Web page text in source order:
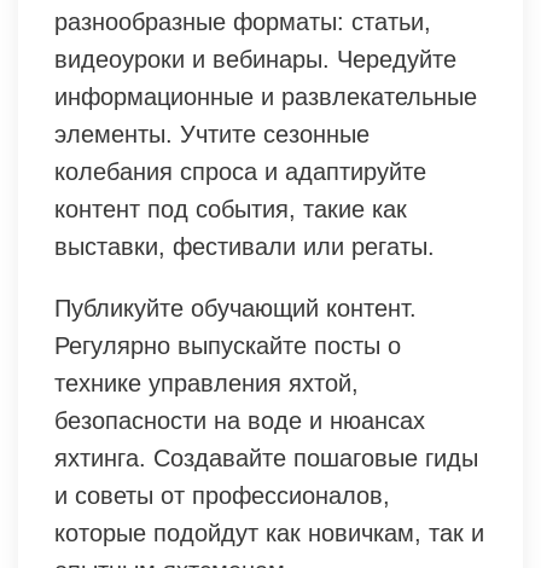
разнообразные форматы: статьи,
видеоуроки и вебинары. Чередуйте
информационные и развлекательные
элементы. Учтите сезонные
колебания спроса и адаптируйте
контент под события, такие как
выставки, фестивали или регаты.
Публикуйте обучающий контент.
Регулярно выпускайте посты о
технике управления яхтой,
безопасности на воде и нюансах
яхтинга. Создавайте пошаговые гиды
и советы от профессионалов,
которые подойдут как новичкам, так и